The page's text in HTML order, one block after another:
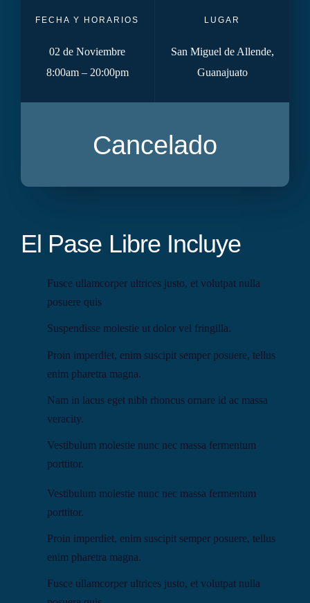
FECHA Y HORARIOS
02 de Noviembre
8:00am – 20:00pm
LUGAR
San Miguel de Allende,
Guanajuato
Cancelado
El Pase Libre Incluye
Fusce ullamcorper ultrices justo, et volutpat nulla
posuere quis
Suspendisse molestie ut dolor vel fringilla.
Proin imperdiet, enim suscipit semper posuere, tellus
enim pharetra magna.
Nam in lacus eget nibh rhoncus ornare id ac massa
veracity.
Vestibulum molestie nunc nec massa fermentum
porttitor.
Vestibulum molestie nunc nec massa fermentum
porttitor.
Proin imperdiet, enim suscipit semper posuere, tellus
enim pharetra magna.
Fusce ullamcorper ultrices justo, et volutpat nulla